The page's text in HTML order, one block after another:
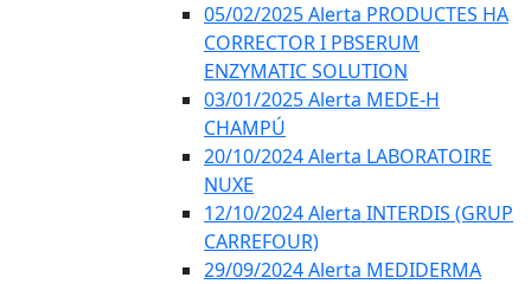
05/02/2025 Alerta PRODUCTES HA
CORRECTOR I PBSERUM
ENZYMATIC SOLUTION
03/01/2025 Alerta MEDE-H
CHAMPÚ
20/10/2024 Alerta LABORATOIRE
NUXE
12/10/2024 Alerta INTERDIS (GRUP
CARREFOUR)
29/09/2024 Alerta MEDIDERMA